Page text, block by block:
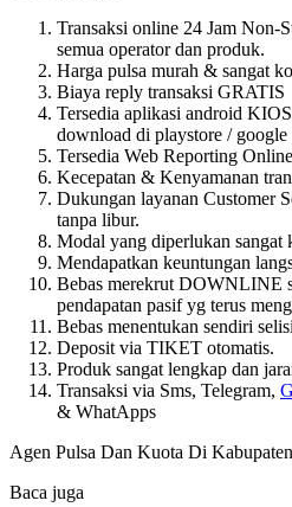
Transaksi online 24 Jam Non-
semua operator dan produk.
Harga pulsa murah & sangat
Biaya reply transaksi GRATIS
Tersedia aplikasi android
download di playstore / google
Tersedia Web Reporting Online
Kecepatan & Kenyamanan
Dukungan layanan Customer
tanpa libur.
Modal yang diperlukan sangat
Mendapatkan keuntungan
Bebas merekrut DOWNLINE
pendapatan pasif yg terus
Bebas menentukan sendiri
Deposit via TIKET otomatis.
Produk sangat lengkap dan
Transaksi via Sms, Telegram,
& WhatApps
Agen Pulsa Dan Kuota Di
Baca juga